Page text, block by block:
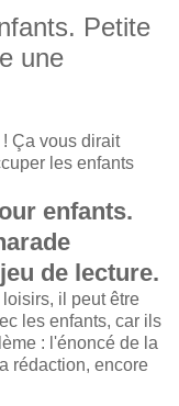
Petite
une
Ça vous dirait
les enfants
enfants.
de lecture.
il peut être
les enfants, car ils
: l'énoncé de la
rédaction, encore